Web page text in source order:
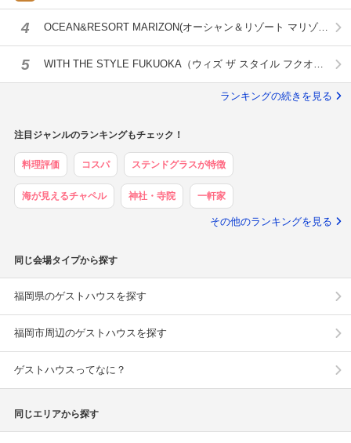
4
OCEAN&RESORT MARIZON(オーシャン＆リゾート マリゾ
5
WITH THE STYLE FUKUOKA（ウィズ ザ スタイル フクオ
ランキングの続きを見る
注目ジャンルのランキングもチェック！
料理評価 コスパ ステンドグラスが特徴
海が見えるチャペル 神社・寺院 一軒家
その他のランキングを見る
同じ会場タイプから探す
福岡県のゲストハウスを探す
福岡市周辺のゲストハウスを探す
ゲストハウスってなに？
同じエリアから探す